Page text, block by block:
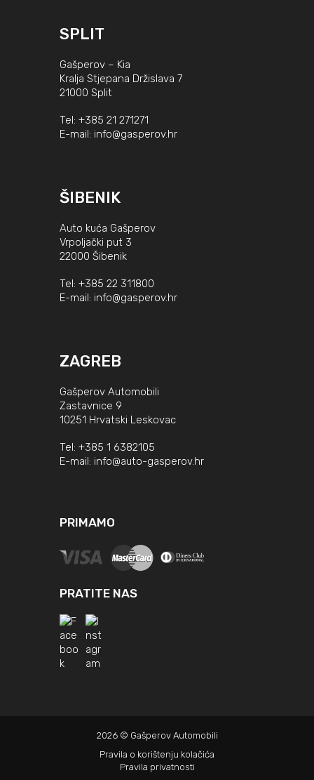
SPLIT
Gašperov – Kia
Kralja Stjepana Držislava 7
21000 Split
Tel: +385 21 271271
E-mail: info@gasperov.hr
ŠIBENIK
Auto kuća Gašperov
Vrpoljački put 3
22000 Šibenik
Tel: +385 22 311800
E-mail: info@gasperov.hr
ZAGREB
Gašperov Automobili
Zastavnice 9
10251 Hrvatski Leskovac
Tel: +385 1 6382105
E-mail: info@auto-gasperov.hr
PRIMAMO
PRATITE NAS
2026 © Gašperov Automobili
Pravila o korištenju kolačića
Pravila privatnosti